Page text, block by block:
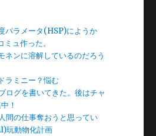
パラメータ(HSP)にようか
ュ作った。
ネンに溶解しているのだろう
ラミニー？悩む
ログを書いてきた。後はチャ
！
間の仕事奪おうと思ってい
玩動物化計画